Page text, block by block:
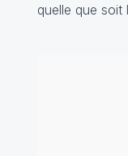
quelle que soit